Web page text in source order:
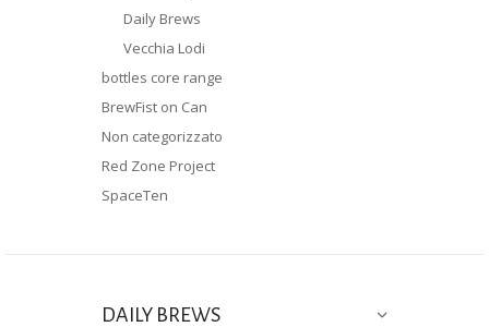
Daily Brews
Vecchia Lodi
bottles core range
BrewFist on Can
Non categorizzato
Red Zone Project
SpaceTen
DAILY BREWS